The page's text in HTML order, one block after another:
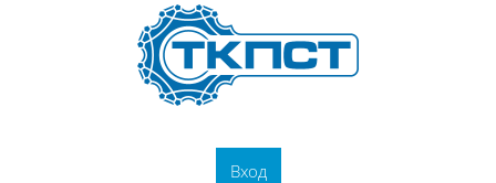
Перейти к основному содержанию
Вход